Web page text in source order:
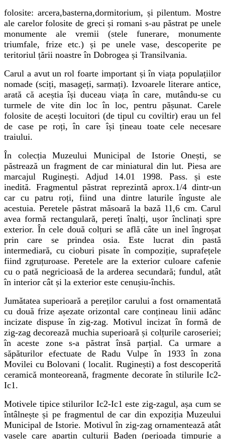
folosite: arcera,basterna,dormitorium, și pilentum. Mostre
ale carelor folosite de greci și romani s-au păstrat pe unele
monumente ale vremii (stele funerare, monumente
triumfale, frize etc.) și pe unele vase, descoperite pe
teritoriul țării noastre în Dobrogea și Transilvania.
Carul a avut un rol foarte important și în viața populațiilor
nomade (sciți, masageți, sarmați). Izvoarele literare antice,
arată că aceștia își duceau viața în care, mutându-se cu
turmele de vite din loc în loc, pentru pășunat. Carele
folosite de acești locuitori (de tipul cu coviltir) erau un fel
de case pe roți, în care își țineau toate cele necesare
traiului.
În colecția Muzeului Municipal de Istorie Onești, se
păstrează un fragment de car miniatural din lut. Piesa are
marcajul Ruginești. Adjud 14.01 1998. Pass. și este
inedită. Fragmentul păstrat reprezintă aprox.1/4 dintr-un
car cu patru roți, fiind una dintre laturile înguste ale
acestuia. Peretele păstrat măsoară la bază 11,6 cm. Carul
avea formă rectangulară, pereți înalți, ușor înclinați spre
exterior. În cele două colțuri se află câte un inel îngroșat
prin care se prindea osia. Este lucrat din pastă
intermediară, cu cioburi pisate în compoziție, suprafețele
fiind zgruțuroase. Peretele are la exterior culoare cafenie
cu o pată negricioasă de la arderea secundară; fundul, atât
în interior cât și la exterior este cenușiu-închis.
Jumătatea superioară a pereților carului a fost ornamentată
cu două frize așezate orizontal care conțineau linii adănc
incizate dispuse în zig-zag. Motivul incizat în formă de
zig-zag decorează muchia superioară și colțurile caroseriei;
în aceste zone s-a păstrat însă parțial. Ca urmare a
săpăturilor efectuate de Radu Vulpe în 1933 în zona
Movilei cu Bolovani ( localit. Ruginești) a fost descoperită
ceramică monteoreană, fragmente decorate în stilurile Ic2-
Ic1.
Motivele tipice stilurilor Ic2-Ic1 este zig-zagul, așa cum se
întâlnește și pe fragmentul de car din expoziția Muzeului
Municipal de Istorie. Motivul în zig-zag ornamentează atât
vasele care apartin culturii Baden (perioada timpurie a